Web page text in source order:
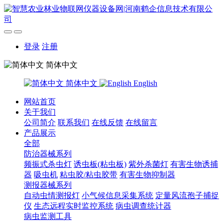
登录 注册
简体中文
简体中文 English
网站首页
关于我们
公司简介 联系我们 在线反馈 在线留言
产品展示
全部
防治器械系列
频振式杀虫灯 诱虫板(粘虫板) 紫外杀菌灯 有害生物诱捕
器 吸虫机 粘虫胶/粘虫胶带 有害生物抑制器
测报器械系列
自动虫情测报灯 小气候信息采集系统 定量风流孢子捕捉
仪 生态远程实时监控系统 病虫调查统计器
病虫监测工具